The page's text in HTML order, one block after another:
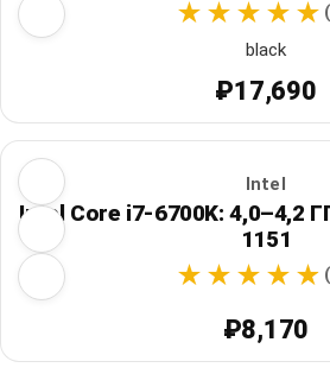
black
₽17,690
Intel
Intel Core i7-6700K: 4,0–4,2
1151
₽8,170